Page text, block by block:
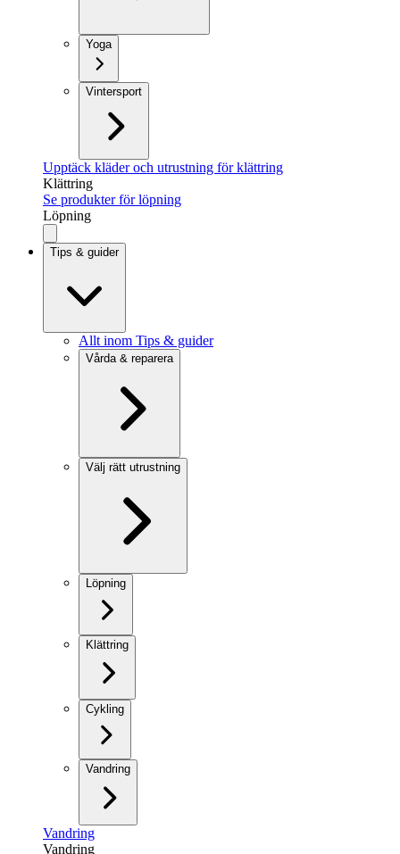
Yoga
Vintersport
Upptäck kläder och utrustning för klättring
Klättring
Se produkter för löpning
Löpning
Tips & guider
Allt inom Tips & guider
Vårda & reparera
Välj rätt utrustning
Löpning
Klättring
Cykling
Vandring
Vandring
Vandring